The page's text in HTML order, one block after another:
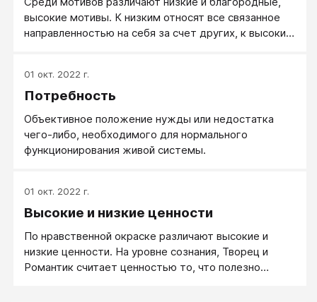
высокие мотивы. К низким относят все связанное
направленностью на себя за счет других, к высоким
01 окт. 2022 г.
Потребность
Объективное положение нужды или недостатка
чего-либо, необходимого для нормального
функционирования живой системы.
01 окт. 2022 г.
Высокие и низкие ценности
По нравственной окраске различают высокие и
низкие ценности. На уровне сознания, Творец и
Романтик считает ценностью то, что полезно